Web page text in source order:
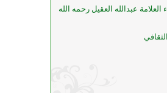
عبدالله العقيل رحمه الله
الثقافي